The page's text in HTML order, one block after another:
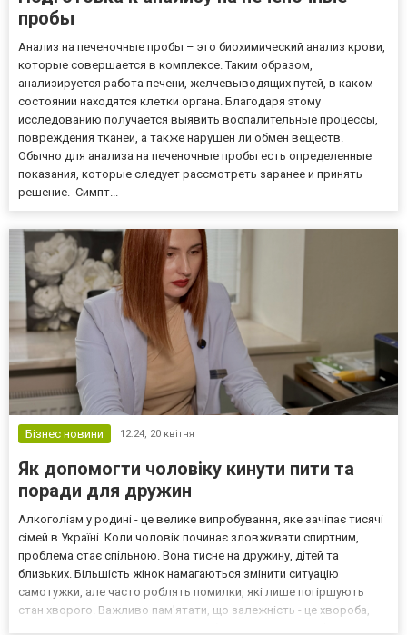
пробы
Анализ на печеночные пробы – это биохимический анализ крови,
которые совершается в комплексе. Таким образом,
анализируется работа печени, желчевыводящих путей, в каком
состоянии находятся клетки органа. Благодаря этому
исследованию получается выявить воспалительные процессы,
повреждения тканей, а также нарушен ли обмен веществ.
Обычно для анализа на печеночные пробы есть определенные
показания, которые следует рассмотреть заранее и принять
решение. Симпт...
Бізнес новини 12:24, 20 квітня
Як допомогти чоловіку кинути пити та
поради для дружин
Алкоголізм у родині - це велике випробування, яке зачіпає тисячі
сімей в Україні. Коли чоловік починає зловживати спиртним,
проблема стає спільною. Вона тисне на дружину, дітей та
близьких. Більшість жінок намагаються змінити ситуацію
самотужки, але часто роблять помилки, які лише погіршують
стан хворого. Важливо пам'ятати, що залежність - це хвороба,